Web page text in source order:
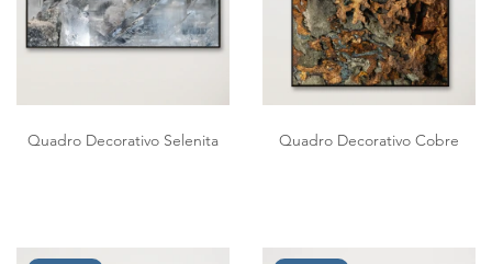
Quadro Decorativo Selenita Quadro Decorativo Cobre